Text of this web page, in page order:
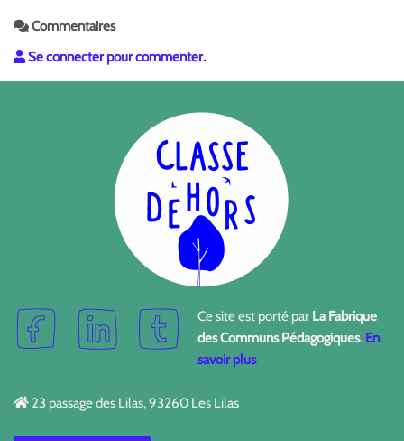
Commentaires
Se connecter pour commenter.
Ce site est porté par La Fabrique
des Communs Pédagogiques. En
savoir plus
23 passage des Lilas, 93260 Les Lilas